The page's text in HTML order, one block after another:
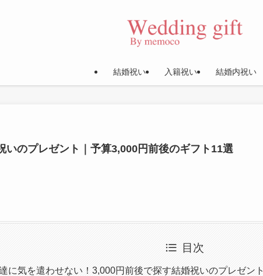
結婚祝い 入籍祝い 結婚内祝い
いのプレゼント｜予算3,000円前後のギフト11選
目次
に気を遣わせない！3,000円前後で探す結婚祝いのプレゼント